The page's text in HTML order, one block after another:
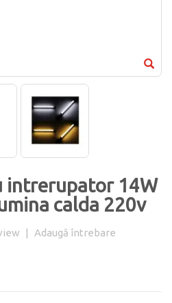
intrerupator 14W
calda 220v
| Adaugă întrebare